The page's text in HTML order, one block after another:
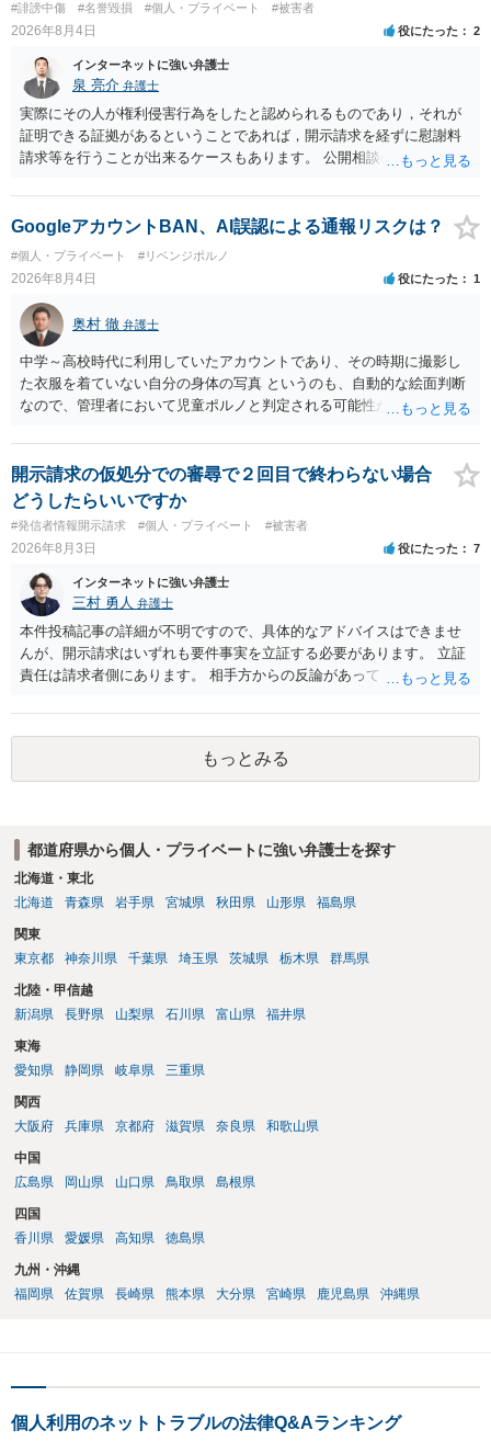
反復して面会を要求すること。 三 金銭その他の利益を供与し、又は
その申込み若しくは約束をして面会を要求すること。 2前項の罪を犯
し、よってわいせつの目的で当該十六歳未満の者と面会をした者は、
二年以下の拘禁刑又は百万円以下の罰金に処する。
#誹謗中傷 #名誉毀損 #個人・プライベート #被害者
2026年8月4日 役にたった 2
インターネットに強い弁護士
泉 亮介 弁護士
実際にその人が権利侵害行為をしたと認められるものであり，それが
証明できる証拠があるということであれば，開示請求を経ずに慰謝料
請求等を行うことが出来るケースもあります。 公開相談の場では回答
に個別に相談されると良いでしょう。
GoogleアカウントBAN、AI誤認による通報リスクは？
#個人・プライベート #リベンジポルノ
2026年8月4日 役にたった 1
奥村 徹 弁護士
中学～高校時代に利用していたアカウントであり、その時期に撮影し
た衣服を着ていない自分の身体の写真 というのも、自動的な絵面判断
なので、管理者において児童ポルノと判定される可能性があります。
開示請求の仮処分での審尋で２回目で終わらない場合
どうしたらいいですか
#発信者情報開示請求 #個人・プライベート #被害者
2026年8月3日 役にたった 7
インターネットに強い弁護士
三村 勇人 弁護士
本件投稿記事の詳細が不明ですので、具体的なアドバイスはできませ
んが、開示請求はいずれも要件事実を立証する必要があります。 立証
責任は請求者側にあります。 相手方からの反論があっても、裁判官が
方が口頭で反論したのは、仮処分は迅速性が要求されるためです。 書
面での反論となれば、より遅延する可能性がございます。 また、本件
はXのため、APのIPアドレスの保存期間の問題もございます。 開示請
求は法律知識が不可欠ですが、それだけでは足りず、実務を踏まえた
もっとみる
都道府県から個人・プライベートに強い弁護士を探す
北海道・東北
北海道
青森県 岩手県 宮城県 秋田県 山形県 福島県
関東
東京都
神奈川県 千葉県 埼玉県 茨城県 栃木県 群馬県
北陸・甲信越
新潟県
長野県 山梨県 石川県 富山県 福井県
東海
愛知県
静岡県 岐阜県 三重県
関西
大阪府
兵庫県 京都府 滋賀県 奈良県 和歌山県
中国
広島県
岡山県 山口県 鳥取県 島根県
四国
香川県
愛媛県 高知県 徳島県
九州・沖縄
福岡県
佐賀県 長崎県 熊本県 大分県 宮崎県 鹿児島県 沖縄県
個人利用のネットトラブルの法律Q&Aランキング